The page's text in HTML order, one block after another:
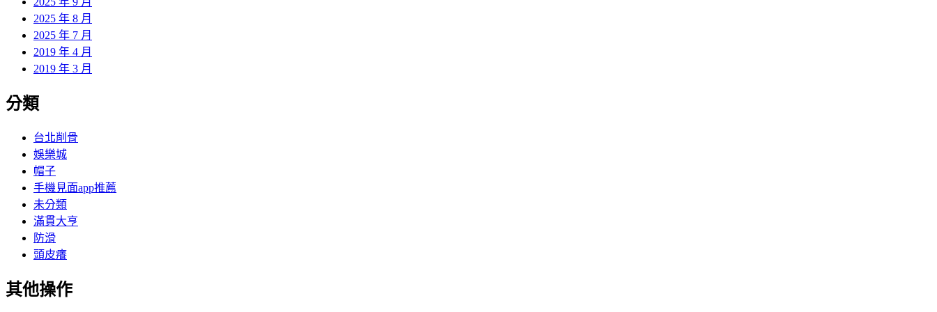
2025 年 8 月
2025 年 7 月
2019 年 4 月
2019 年 3 月
分類
台北削骨
娛樂城
帽子
手機見面app推薦
未分類
滿貫大亨
防滑
頭皮癢
其他操作